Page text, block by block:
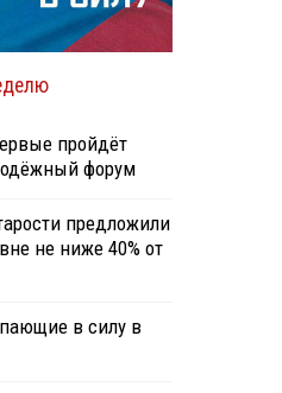
пройдёт
форум
предложили
не ниже 40% от
в силу в